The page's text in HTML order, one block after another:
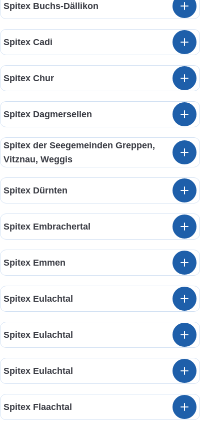
Spitex Buchs-Dällikon
Spitex Cadi
Spitex Chur
Spitex Dagmersellen
Spitex der Seegemeinden Greppen,
Vitznau, Weggis
Spitex Dürnten
Spitex Embrachertal
Spitex Emmen
Spitex Eulachtal
Spitex Eulachtal
Spitex Eulachtal
Spitex Flaachtal